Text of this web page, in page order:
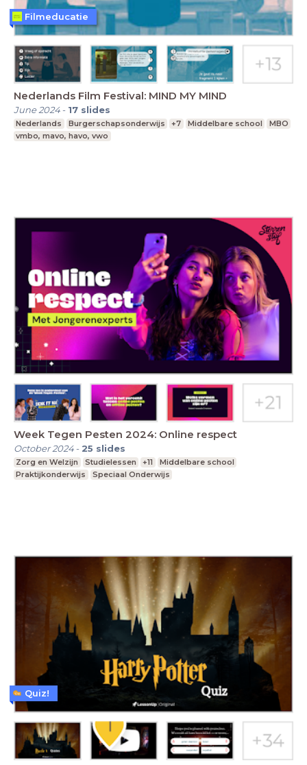
Nederlands Film Festival: MIND MY MIND
June 2024- 17 slides
Nederlands Burgerschapsonderwijs +7 Middelbare school
MBO
vmbo, mavo, havo, vwo
Filmeducatie
Week Tegen Pesten 2024: Online respect
October 2024- 25 slides
Zorg en Welzijn Studielessen +11
Middelbare school
Praktijkonderwijs
Speciaal Onderwijs
Quiz!